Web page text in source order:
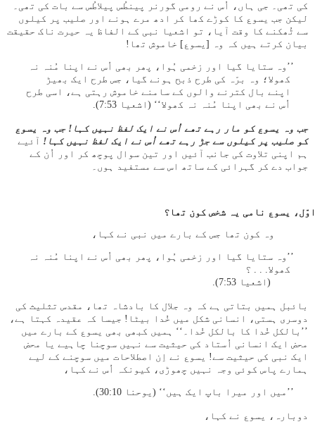
کی تھی۔ جی ہاں، اُس نے رومی گورنر پینطُس پیلاطُس سے بات کی تھی۔
لیکن جب یسوع کا کوڑے کھا کر ادھ مرے ہونے اور صلیب پر کیلوں
سے ٹُھکنے کا وقت آیا، تو اشعیا نبی کے الفاظ یہ حیرت ناک حقیقت
بیان کرتے ہیں کہ وہ [یسوع] خاموش تھا!
’’وہ ستایا گیا اور زخمی ہُوا، پھر بھی اُس نے اپنا مُنہ نہ
کھولا؛ وہ برّہ کی طرح ذبح ہونے گیا، جس طرح ایک بھیڑ
اپنے بال کترنے والوں کے سامنے خاموش رہتی ہے، اسی طرح
اُس نے بھی اپنا مُنہ نہ کھولا‘‘ (اشعیا 53:‏7).
جب وہ یسوع کو مار رہے تھے اُس نے ایک لفظ نہیں کہا! جب وہ یسوع
کو صلیب پر کیلوں سے جڑ رہے تھے اُس نے ایک لفظ نہیں کہا! آئیے
ہم اپنی تلاوت کی جانب آئیں اور تین سوال پوچھ کر اور اُن کے
جواب دے کر گہرائی کے ساتھ اس سے مستفید ہوں۔
وہ کون تھا جس کے بارے میں نبی نے کہا،
’’وہ ستایا گیا اور زخمی ہُوا، پھر بھی اُس نے اپنا مُنہ نہ
کھولا. . . ؟
(اشعیا 53:‏7).
بائبل ہمیں بتاتی ہے کہ وہ جلال کا بادشاہ تھا، مقدس تثلیث کی
دوسری ہستی، انسانی شکل میں خُدا بیٹا! جیسا کہ عقیدہ کہتا ہے،
’’بالکل خُدا کا بالکل خُدا۔‘‘ ہمیں کبھی بھی یسوع کے بارے میں
محض ایک انسانی اُستاد کی حیثیت سے نہیں سوچنا چاہیے یا محض
ایک نبی کی حیثیت سے! یسوع نے اِن اصطلاحات میں سوچنے کے لیے
ہمارے پاس کوئی وجہ نہیں چھوڑی، کیونکہ اُس نے کہا،
’’میں اور میرا باپ ایک ہیں‘‘ (یوحنا 10:‏30).
دوبارہ، یسوع نے کہا،